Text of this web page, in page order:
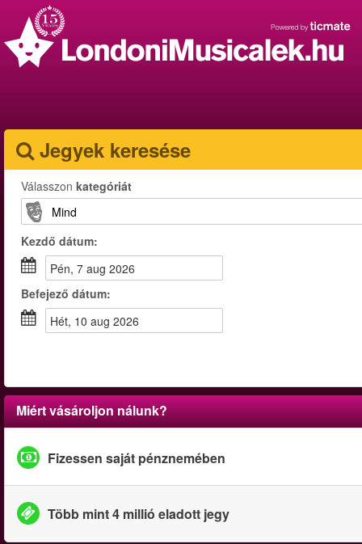
Jegyek keresése
Válasszon kategóriát
Kezdő dátum:
pén, 7 aug 2026
Befejező dátum:
hét, 10 aug 2026
Miért vásároljon nálunk?
Fizessen saját pénznemében
Több mint 4 millió eladott jegy